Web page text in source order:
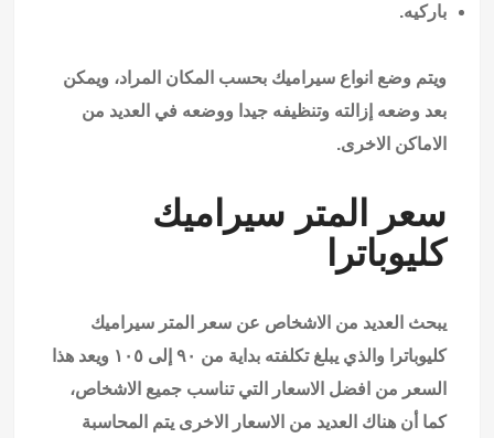
باركيه.
ويتم وضع انواع سيراميك بحسب المكان المراد، ويمكن
بعد وضعه إزالته وتنظيفه جيدا ووضعه في العديد من
الاماكن الاخرى.
سعر المتر سيراميك
كليوباترا
يبحث العديد من الاشخاص عن سعر المتر سيراميك
كليوباترا والذي يبلغ تكلفته بداية من ٩٠ إلى ١٠٥ ويعد هذا
السعر من افضل الاسعار التي تناسب جميع الاشخاص،
كما أن هناك العديد من الاسعار الاخرى يتم المحاسبة